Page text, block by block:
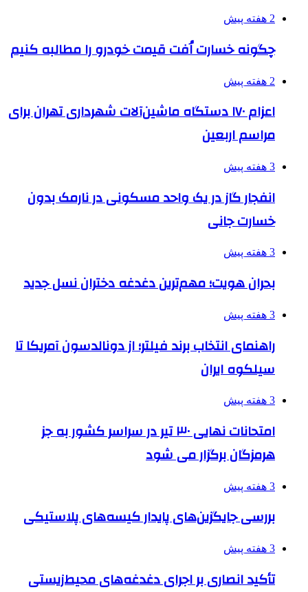
2 هفته پیش
چگونه خسارت اُفت قیمت خودرو را مطالبه کنیم
2 هفته پیش
اعزام ۱۷۰ دستگاه ماشین‌آلات شهرداری تهران برای
مراسم اربعین
3 هفته پیش
انفجار گاز در یک واحد مسکونی در نارمک بدون
خسارت جانی
3 هفته پیش
بحران هویت؛ مهم‌ترین دغدغه دختران نسل جدید
3 هفته پیش
راهنمای انتخاب برند فیلتر؛ از دونالدسون آمریکا تا
سیلکوه ایران
3 هفته پیش
امتحانات نهایی ۳۰ تیر در سراسر کشور به جز
هرمزگان برگزار می شود
3 هفته پیش
بررسی جایگزین‌های پایدار کیسه‌های پلاستیکی
3 هفته پیش
تأکید انصاری بر اجرای دغدغه‌های محیط‌زیستی